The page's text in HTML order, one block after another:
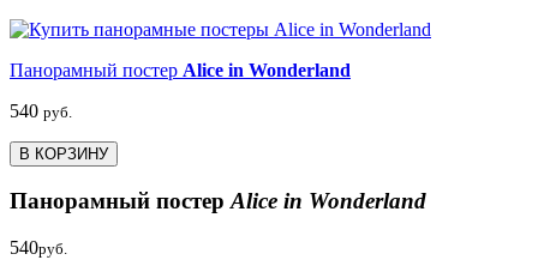
Панорамный постер Alice in Wonderland
540 руб.
В КОРЗИНУ
Панорамный постерAlice in Wonderland
540руб.